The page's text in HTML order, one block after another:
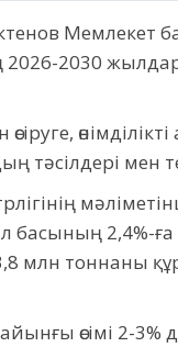
Мемлекет
2030
тәсілдері мен
басының 2,4%-
млн тоннаны
өсімі 2-